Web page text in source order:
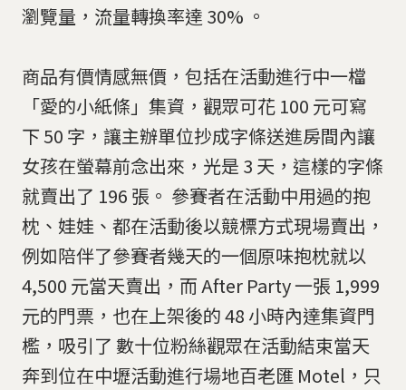
瀏覽量，流量轉換率達 30% 。
商品有價情感無價，包括在活動進行中一檔
「愛的小紙條」集資，觀眾可花 100 元可寫
下 50 字，讓主辦單位抄成字條送進房間內讓
女孩在螢幕前念出來，光是 3 天，這樣的字條
就賣出了 196 張。 參賽者在活動中用過的抱
枕、娃娃、都在活動後以競標方式現場賣出，
例如陪伴了參賽者幾天的一個原味抱枕就以
4,500 元當天賣出，而 After Party 一張 1,999
元的門票，也在上架後的 48 小時內達集資門
檻，吸引了 數十位粉絲觀眾在活動結束當天
奔到位在中壢活動進行場地百老匯 Motel，只